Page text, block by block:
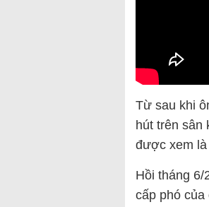
Từ sau khi
hút trên sân
được xem là
Hồi tháng 6/
cấp phó